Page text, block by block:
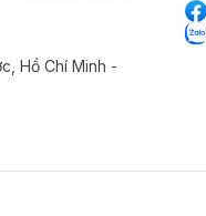
Hồ Chí Minh -